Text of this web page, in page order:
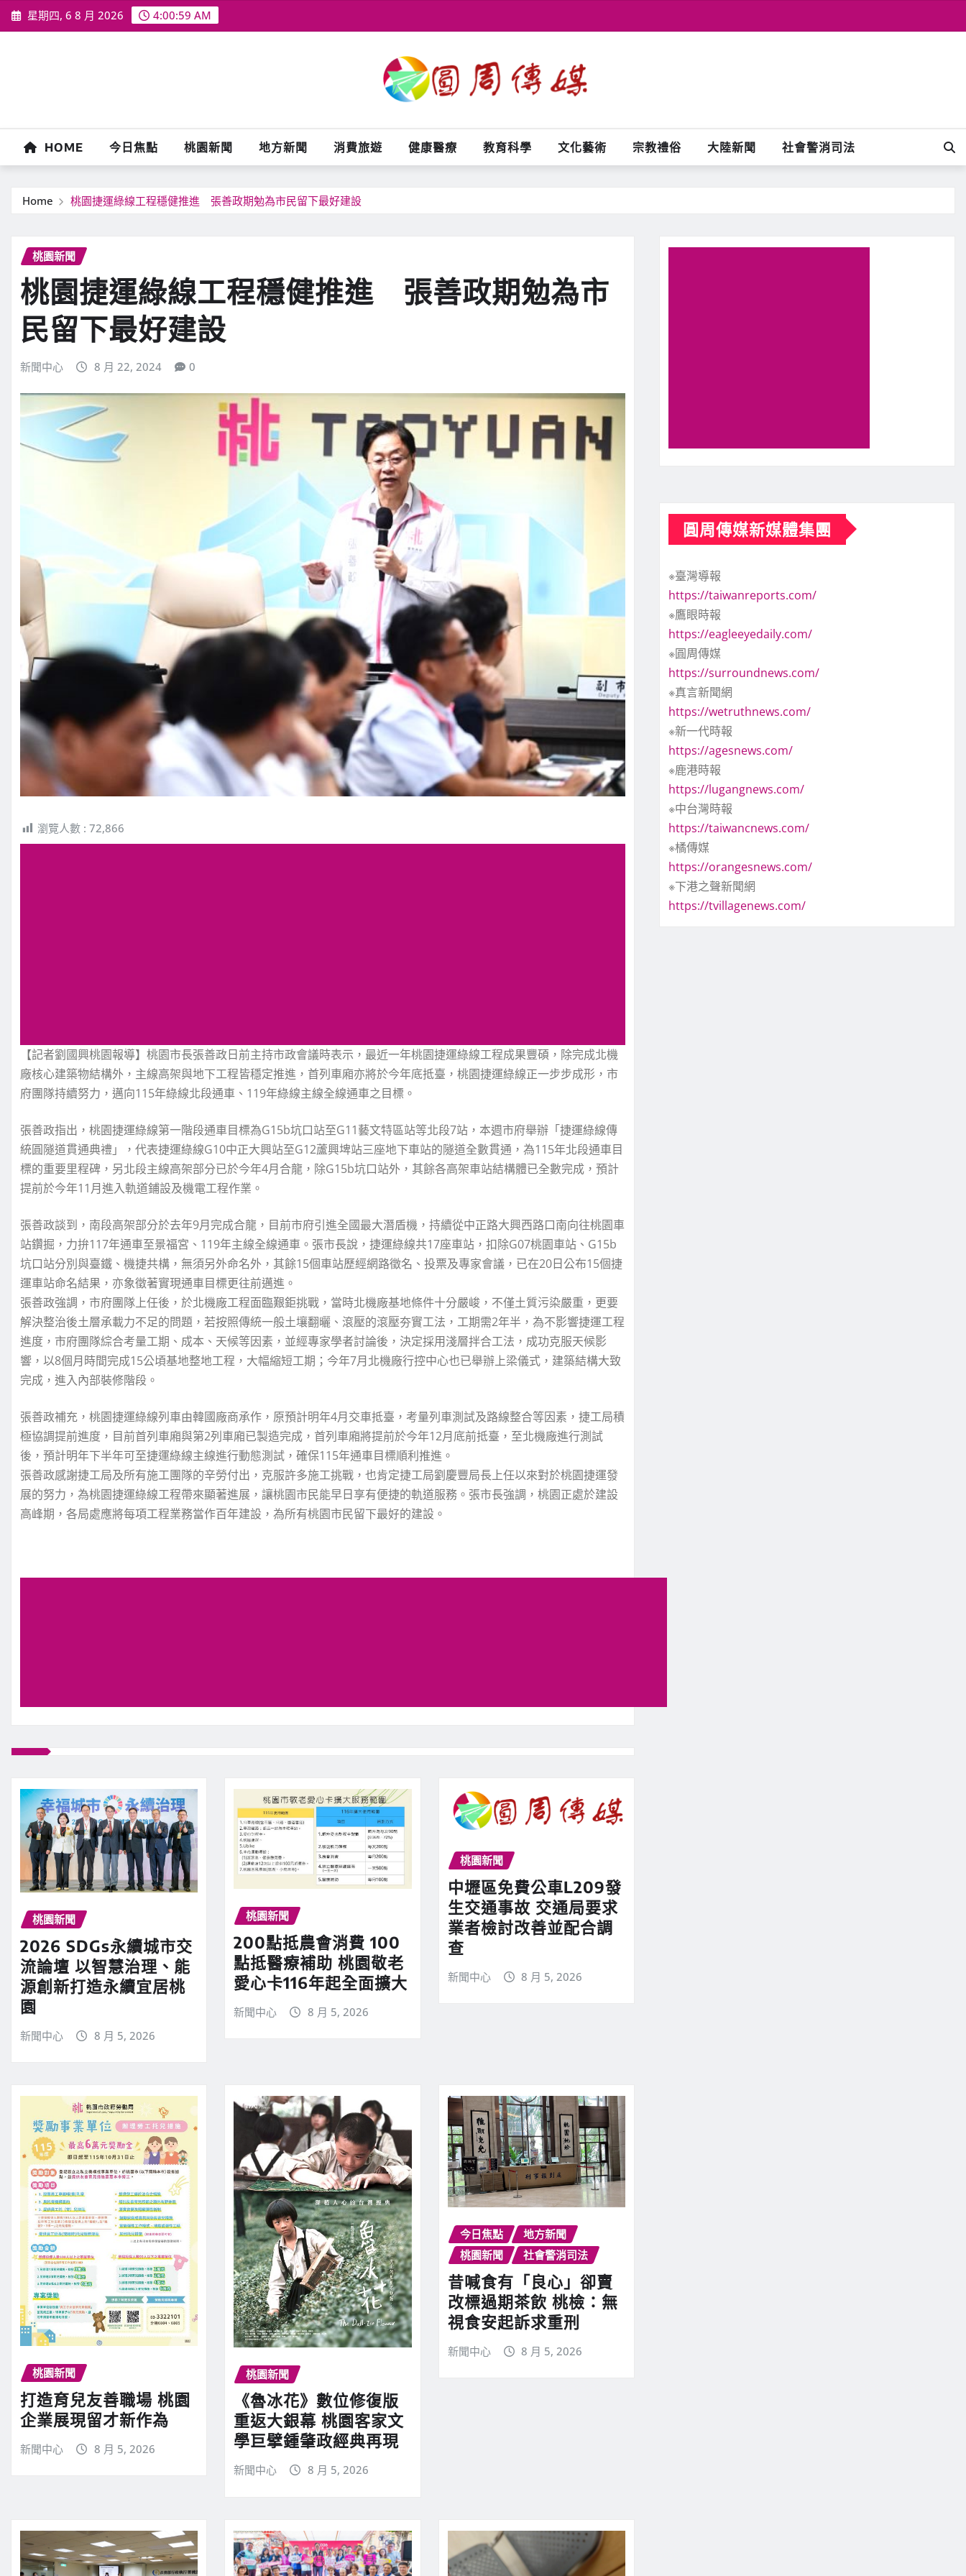
Skip
to
星期四, 6 8 月 2026 4:01:00 AM
HOME 今日焦點 桃園新聞 地方新聞 消費旅遊 健康醫療 教育科學 文化藝術 宗教禮俗 大陸新聞 社會警消司法
Home 桃園捷運綠線工程穩健推進 張善政期勉為市民留下最好建設
桃園新聞
桃園捷運綠線工程穩健推進 張善政期勉為市
民留下最好建設
新聞中心 8 月 22, 2024 0
瀏覽人數 : 72,866
【記者劉國興桃園報導】桃園市長張善政日前主持市政會議時表示，最近一年桃園捷運綠線工程成果豐碩，除完成北機
廠核心建築物結構外，主線高架與地下工程皆穩定推進，首列車廂亦將於今年底抵臺，桃園捷運綠線正一步步成形，市
府團隊持續努力，邁向115年綠線北段通車、119年綠線主線全線通車之目標。
張善政指出，桃園捷運綠線第一階段通車目標為G15b坑口站至G11藝文特區站等北段7站，本週市府舉辦「捷運綠線傳
統圓隧道貫通典禮」，代表捷運綠線G10中正大興站至G12蘆興埤站三座地下車站的隧道全數貫通，為115年北段通車目
標的重要里程碑，另北段主線高架部分已於今年4月合龍，除G15b坑口站外，其餘各高架車站結構體已全數完成，預計
提前於今年11月進入軌道鋪設及機電工程作業。
張善政談到，南段高架部分於去年9月完成合龍，目前市府引進全國最大潛盾機，持續從中正路大興西路口南向往桃園車
站鑽掘，力拚117年通車至景福宮、119年主線全線通車。張市長說，捷運綠線共17座車站，扣除G07桃園車站、G15b
坑口站分別與臺鐵、機捷共構，無須另外命名外，其餘15個車站歷經網路徵名、投票及專家會議，已在20日公布15個捷
運車站命名結果，亦象徵著實現通車目標更往前邁進。
張善政強調，市府團隊上任後，於北機廠工程面臨艱鉅挑戰，當時北機廠基地條件十分嚴峻，不僅土質污染嚴重，更要
解決整治後土層承載力不足的問題，若按照傳統一般土壤翻曬、滾壓的滾壓夯實工法，工期需2年半，為不影響捷運工程
進度，市府團隊綜合考量工期、成本、天候等因素，並經專家學者討論後，決定採用淺層拌合工法，成功克服天候影
響，以8個月時間完成15公頃基地整地工程，大幅縮短工期；今年7月北機廠行控中心也已舉辦上梁儀式，建築結構大致
完成，進入內部裝修階段。
張善政補充，桃園捷運綠線列車由韓國廠商承作，原預計明年4月交車抵臺，考量列車測試及路線整合等因素，捷工局積
極協調提前進度，目前首列車廂與第2列車廂已製造完成，首列車廂將提前於今年12月底前抵臺，至北機廠進行測試
後，預計明年下半年可至捷運綠線主線進行動態測試，確保115年通車目標順利推進。
張善政感謝捷工局及所有施工團隊的辛勞付出，克服許多施工挑戰，也肯定捷工局劉慶豐局長上任以來對於桃園捷運發
展的努力，為桃園捷運綠線工程帶來顯著進展，讓桃園市民能早日享有便捷的軌道服務。張市長強調，桃園正處於建設
高峰期，各局處應將每項工程業務當作百年建設，為所有桃園市民留下最好的建設。
桃園新聞
2026 SDGs永續城市交
流論壇 以智慧治理、能
源創新打造永續宜居桃
園
新聞中心 8 月 5, 2026
桃園新聞
200點抵農會消費 100
點抵醫療補助 桃園敬老
愛心卡116年起全面擴大
新聞中心 8 月 5, 2026
桃園新聞
中壢區免費公車L209發
生交通事故 交通局要求
業者檢討改善並配合調
查
新聞中心 8 月 5, 2026
桃園新聞
打造育兒友善職場 桃園
企業展現留才新作為
新聞中心 8 月 5, 2026
桃園新聞
《魯冰花》數位修復版
重返大銀幕 桃園客家文
學巨擘鍾肇政經典再現
新聞中心 8 月 5, 2026
今日焦點
地方新聞
桃園新聞
社會警消司法
昔喊食有「良心」卻賣
改標過期茶飲 桃檢：無
視食安起訴求重刑
新聞中心 8 月 5, 2026
圓周傳媒新媒體集團
※臺灣導報
https://taiwanreports.com/
※鷹眼時報
https://eagleeyedaily.com/
※圓周傳媒
https://surroundnews.com/
※真言新聞網
https://wetruthnews.com/
※新一代時報
https://agesnews.com/
※鹿港時報
https://lugangnews.com/
※中台灣時報
https://taiwancnews.com/
※橘傳媒
https://orangesnews.com/
※下港之聲新聞網
https://tvillagenews.com/